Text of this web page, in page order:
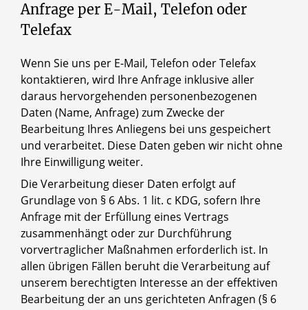
Anfrage per E-Mail, Telefon oder
Telefax
Wenn Sie uns per E-Mail, Telefon oder Telefax
kontaktieren, wird Ihre Anfrage inklusive aller
daraus hervorgehenden personenbezogenen
Daten (Name, Anfrage) zum Zwecke der
Bearbeitung Ihres Anliegens bei uns gespeichert
und verarbeitet. Diese Daten geben wir nicht ohne
Ihre Einwilligung weiter.
Die Verarbeitung dieser Daten erfolgt auf
Grundlage von § 6 Abs. 1 lit. c KDG, sofern Ihre
Anfrage mit der Erfüllung eines Vertrags
zusammenhängt oder zur Durchführung
vorvertraglicher Maßnahmen erforderlich ist. In
allen übrigen Fällen beruht die Verarbeitung auf
unserem berechtigten Interesse an der effektiven
Bearbeitung der an uns gerichteten Anfragen (§ 6